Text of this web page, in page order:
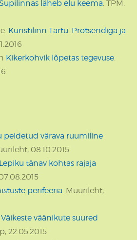
läheb elu keema. TPM,
Kunstilinn Tartu. Protsendiga ja
Kikerkohvik lõpetas tegevuse.
peidetud värava ruumiline
08.10.2015
Lepiku tänav kohtas rajaja
perifeeria. Müürileht,
Väikeste väänikute suured
22.05.2015